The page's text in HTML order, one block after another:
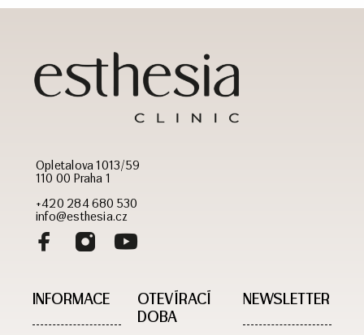
Opletalova 1013/59
110 00 Praha 1
+420 284 680 530
info@esthesia.cz
INFORMACE
OTEVÍRACÍ
DOBA​
NEWSLETTER